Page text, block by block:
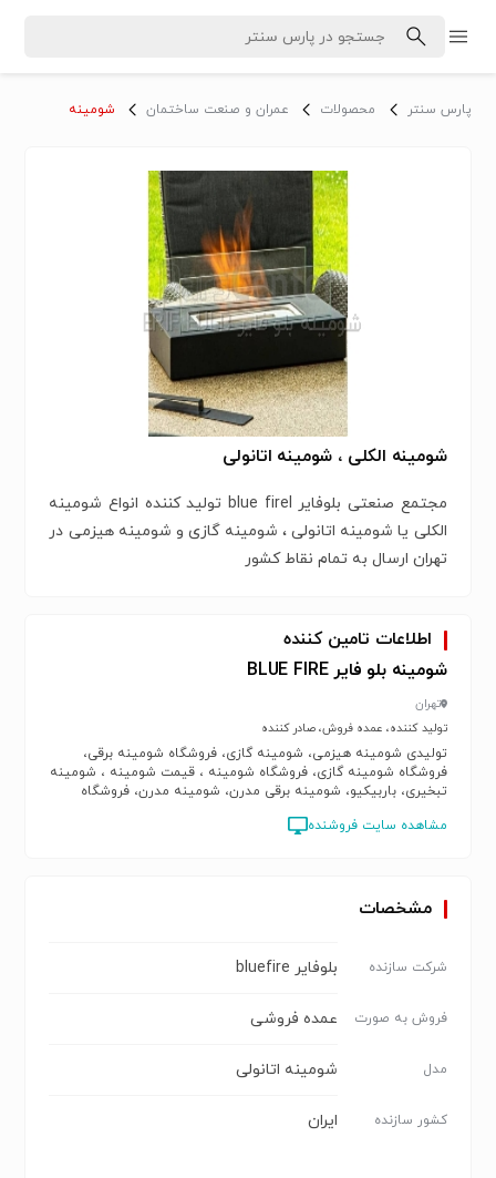
پارس سنتر محصولات عمران و صنعت ساختمان شومینه
شومینه الکلی ، شومینه اتانولی
مجتمع صنعتی بلوفایر blue firel تولید کننده انواع شومینه
الکلی یا شومینه اتانولی ، شومینه گازی و شومینه هیزمی در
تهران ارسال به تمام نقاط کشور
اطلاعات تامین کننده
شومینه بلو فایر BLUE FIRE
تهران
تولید کننده، عمده فروش، صادر کننده
تولیدی شومینه هیزمی، شومینه گازی، فروشگاه شومینه برقی،
فروشگاه شومینه گازی، فروشگاه شومینه ، قیمت شومینه ، شومینه
تبخیری، باربیکیو، شومینه برقی مدرن، شومینه مدرن، فروشگاه
شومینه گازی در تهران، فروشگاه کباب پز گازی در تهران
مشاهده سایت فروشنده
مشخصات
شرکت سازنده بلوفایر bluefire
فروش به صورت عمده فروشی
مدل شومینه اتانولی
کشور سازنده ایران